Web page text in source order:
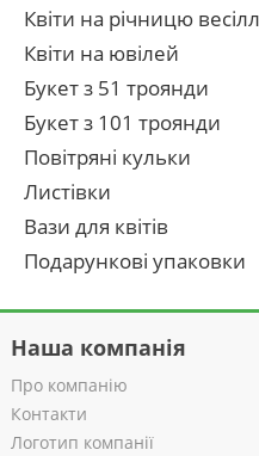
Квіти на річницю
Квіти на ювілей
Букет з 51 троянди
Букет з 101 троянди
Повітряні кульки
Листівки
Вази для квітів
Подарункові упаковки
Наша компанія
Про компанію
Контакти
Логотип компанії